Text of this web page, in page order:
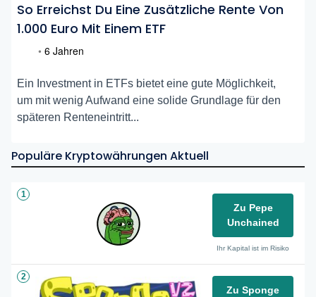
So Erreichst Du Eine Zusätzliche Rente Von
1.000 Euro Mit Einem ETF
• 6 Jahren
Ein Investment in ETFs bietet eine gute Möglichkeit,
um mit wenig Aufwand eine solide Grundlage für den
späteren Renteneintritt...
Populäre Kryptowährungen Aktuell
1
Zu Pepe
Unchained
Ihr Kapital ist im Risiko
2
Zu Sponge